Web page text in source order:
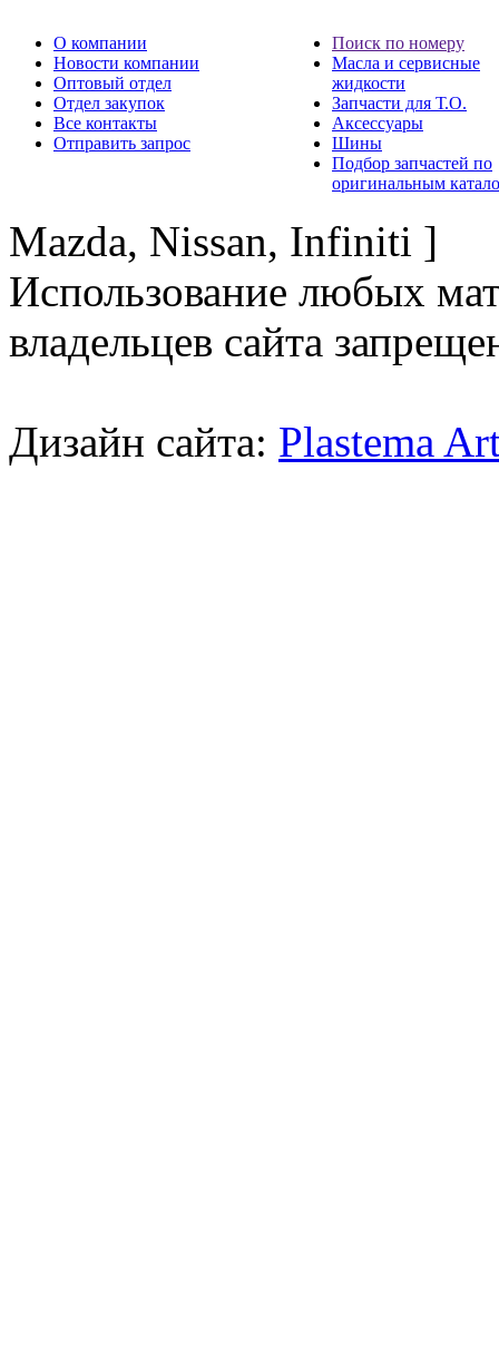
О компании
Новости компании
Оптовый отдел
Отдел закупок
Все контакты
Отправить запрос
Поиск по номеру
Масла и сервисные
жидкости
Запчасти для Т.О.
Аксессуары
Шины
Подбор запчастей по
оригинальным
Mazda, Nissan, Infiniti ]
Использование любых
владельцев сайта
Дизайн сайта: Plastema